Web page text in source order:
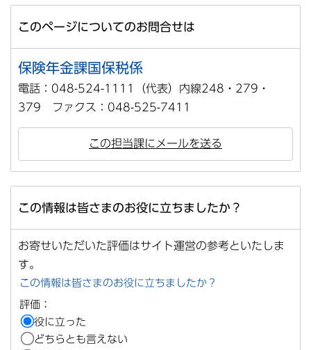
このページについてのお問合せは
保険年金課国保税係
電話：048-524-1111（代表）内線248・279・
379 ファクス：048-525-7411
この担当課にメールを送る
この情報は皆さまのお役に立ちましたか？
お寄せいただいた評価はサイト運営の参考といたしま
す。
この情報は皆さまのお役に立ちましたか？
評価：
役に立った
どちらとも言えない